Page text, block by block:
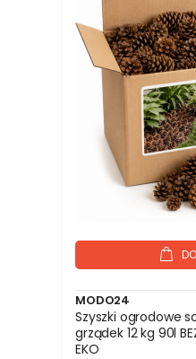
MODO24
Szyszki ogrodowe
grządek 12 kg 90l
EKO